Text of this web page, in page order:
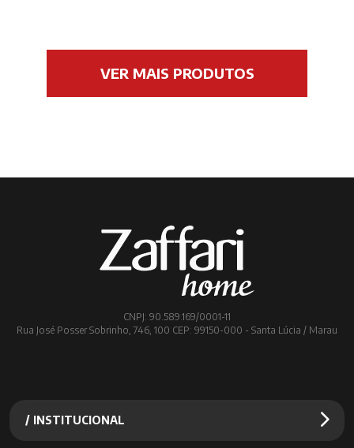
VER MAIS PRODUTOS
CNPJ: 90.589.169/0001-11
Rua José Posser Sobrinho, 746, 100 CEP: 99150-000 - Santa Lúcia / Marau
/ INSTITUCIONAL